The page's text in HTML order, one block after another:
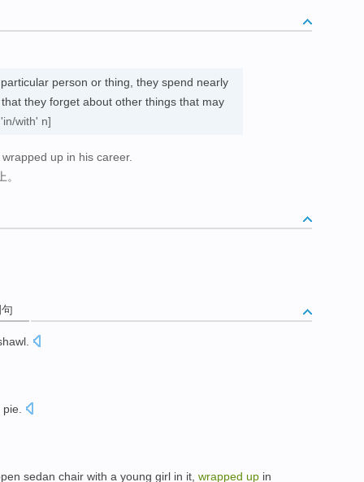
person or thing, they spend nearly
they forget about other things that may
with' n]
up in his career.
pie
sedan chair with a young girl in it, wrapped up in